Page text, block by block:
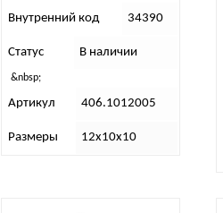
Внутренний код 34390
Статус В наличии
&nbsp;
Артикул 406.1012005
Размеры 12х10х10